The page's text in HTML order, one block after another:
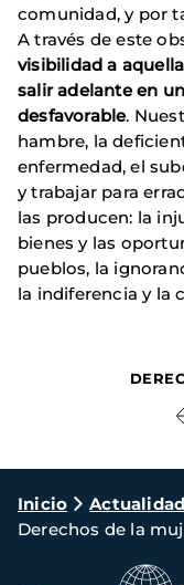
comunidad, y por
A través de este
visibilidad a
salir adelante en
desfavorable.
hambre, la
enfermedad, el
y trabajar para
las producen: la
bienes y las
pueblos, la
la indiferencia y la
Ruta
de
navegación
Inicio Actualidad
Derechos de la